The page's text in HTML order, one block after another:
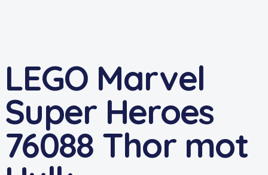
LEGO Marvel
Super Heroes
76088 Thor mot